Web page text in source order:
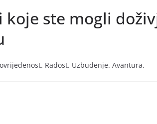
koje ste mogli
Radost. Uzbuđenje. Avantura.